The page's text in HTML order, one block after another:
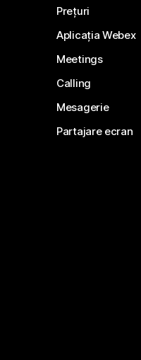
Prețuri
Aplicația Webex
Meetings
Calling
Mesagerie
Partajare ecran